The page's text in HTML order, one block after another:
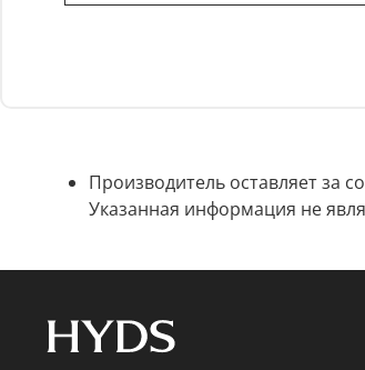
Производитель оставляет за
Указанная информация не